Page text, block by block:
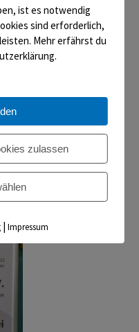
Anzahl für den
Katalogauswahl
Fitness-
Kinderturnen, etc.
Nochmals ein
Vereins. Uwe Torn,
ist es notwendig
sind erforderlich,
Mehr erfährst du
zulassen
|Impressum